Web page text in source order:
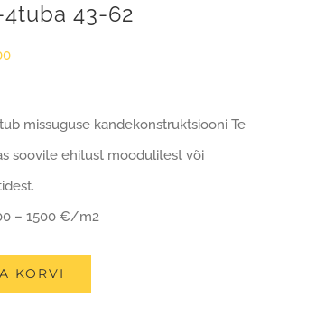
43-62
missuguse kandekonstruktsiooni Te
soovite ehitust moodulitest või
– 1500 €/m2
KORVI